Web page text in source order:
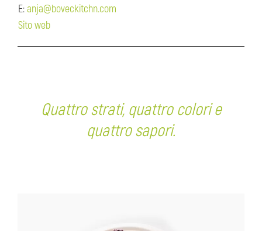
E:anja@boveckitchn.com
Sito web
Quattro strati, quattro colori e
quattro sapori.